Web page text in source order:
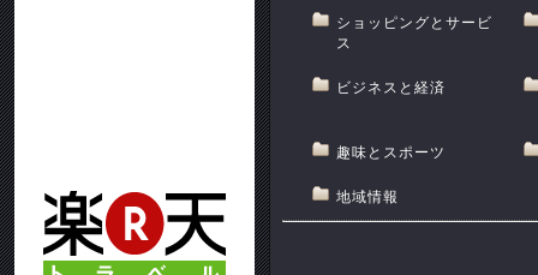
ショッピングとサービ
ス
ビジネスと経済
趣味とスポーツ
地域情報